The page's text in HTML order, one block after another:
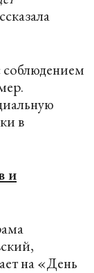
в
и
на «День